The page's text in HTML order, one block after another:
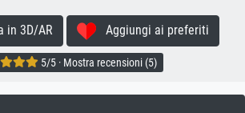
in 3D/AR Aggiungi ai preferiti
5/5 · Mostra recensioni (5)